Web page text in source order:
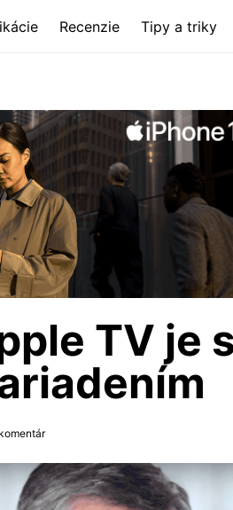
Recenzie Tipy a triky
TV je